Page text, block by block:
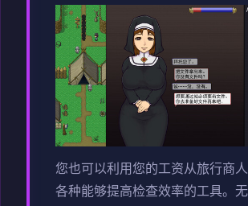
您也可以利用您的工资从旅行商
各种能够提高检查效率的工具。